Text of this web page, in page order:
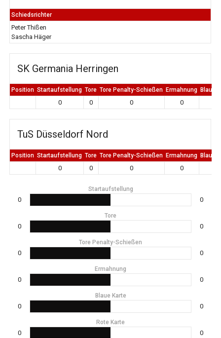
Schiedsrichter
Peter Thißen
Sascha Häger
SK Germania Herringen
Position Startaufstellung Tore Tore Penalty-Schießen Ermahnung Blaue
0 0 0 0
TuS Düsseldorf Nord
Position Startaufstellung Tore Tore Penalty-Schießen Ermahnung Blaue
0 0 0 0
Startaufstellung
0 0
Tore
0 0
Tore Penalty-Schießen
0 0
Ermahnung
0 0
Blaue Karte
0 0
Rote Karte
0 0